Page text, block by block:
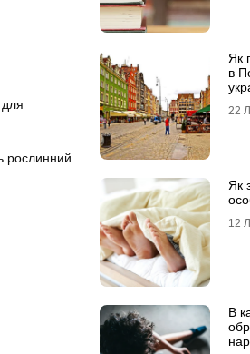
рослинний
Як
в
22
Як
12
В